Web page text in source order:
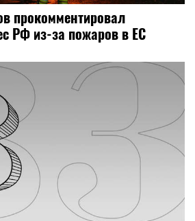
прокомментировал
РФ из-за пожаров в ЕС